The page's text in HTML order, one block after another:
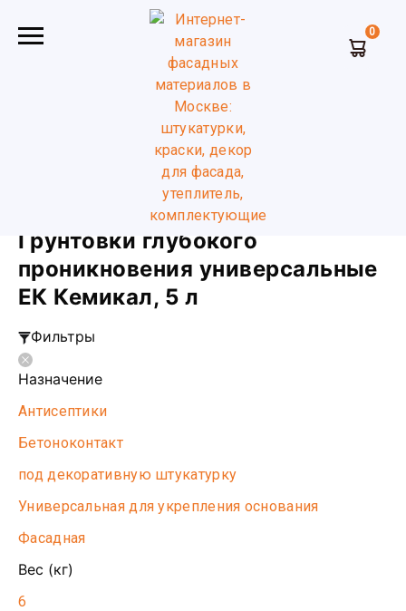
0
Грунтовки глубокого проникновения
ЕК Кемикал
Грунтовки глубокого
проникновения универсальные
ЕК Кемикал, 5 л
Фильтры
Назначение
Антисептики
Бетоноконтакт
под декоративную штукатурку
Универсальная для укрепления основания
Фасадная
Вес (кг)
6